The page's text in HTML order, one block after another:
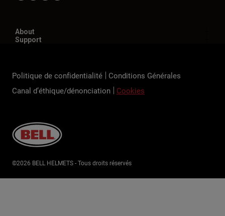
About
Support
Politique de confidentialité
Conditions Générales
Canal d’éthique/dénonciation
Cookies
©2026 BELL HELMETS - Tous droits réservés